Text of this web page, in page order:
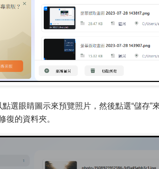
點選眼睛圖示來預覽照片，然後點選“儲存”
復的資料夾。